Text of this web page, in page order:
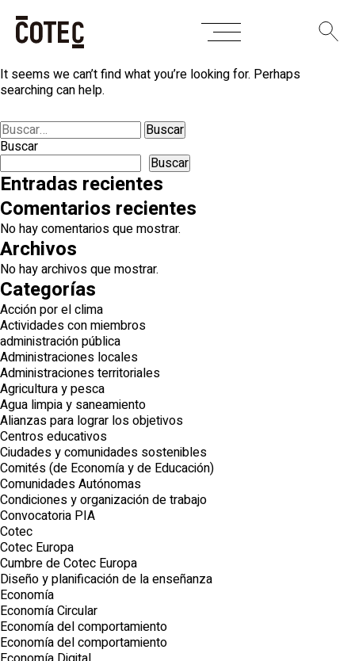
SkipNothing Found
It seems we can’t find what you’re looking for. Perhaps
searching can help.
Buscar:
Buscar
Buscar
Entradas recientes
Comentarios recientes
No hay comentarios que mostrar.
Archivos
No hay archivos que mostrar.
Categorías
Acción por el clima
Actividades con miembros
administración pública
Administraciones locales
Administraciones territoriales
Agricultura y pesca
Agua limpia y saneamiento
Alianzas para lograr los objetivos
Centros educativos
Ciudades y comunidades sostenibles
Comités (de Economía y de Educación)
Comunidades Autónomas
Condiciones y organización de trabajo
Convocatoria PIA
Cotec
Cotec Europa
Cumbre de Cotec Europa
Diseño y planificación de la enseñanza
Economía
Economía Circular
Economía del comportamiento
Economía del comportamiento